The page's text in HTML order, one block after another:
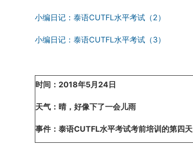
小编日记：泰语CUTFL水平考试（2）
小编日记：泰语CUTFL水平考试（3）
时间：2018年5月24日
天气：晴，好像下了一会儿雨
事件：泰语CUTFL水平考试考前培训的第四天